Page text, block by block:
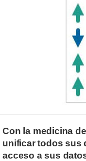
Con la medicina
unificar todos sus
acceso a sus